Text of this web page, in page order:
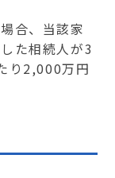
合、当該家
た相続人が3
り2,000万円